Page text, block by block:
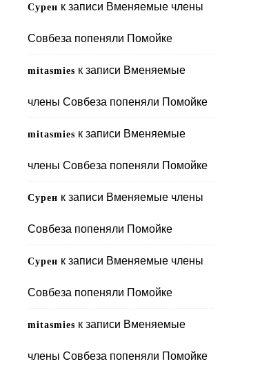
Сурен к записи Вменяемые члены
Совбеза попеняли Помойке
mitasmies к записи Вменяемые
члены Совбеза попеняли Помойке
mitasmies к записи Вменяемые
члены Совбеза попеняли Помойке
Сурен к записи Вменяемые члены
Совбеза попеняли Помойке
Сурен к записи Вменяемые члены
Совбеза попеняли Помойке
mitasmies к записи Вменяемые
члены Совбеза попеняли Помойке